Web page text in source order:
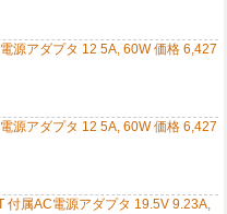
源アダプタ 12 5A, 60W 価格 6,427
源アダプタ 12 5A, 60W 価格 6,427
付属AC電源アダプタ 19.5V 9.23A,